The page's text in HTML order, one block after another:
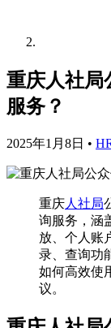
重庆人社局
服务？
2025年1月8日 •
重庆人社局
询服务，涵
放、个人账
录、查询功
如何高效使
议。